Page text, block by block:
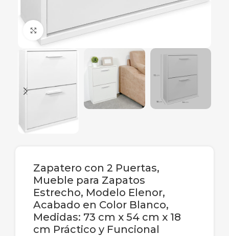
Ampliar
Zapatero con 2 Puertas,
Mueble para Zapatos
Estrecho, Modelo Elenor,
Acabado en Color Blanco,
Medidas: 73 cm x 54 cm x 18
cm Práctico y Funcional